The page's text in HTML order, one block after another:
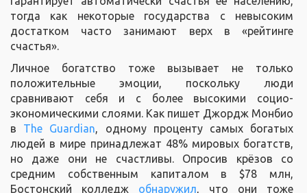
тогда как некоторые государства с невысоким
достатком часто занимают верх в «рейтинге
счастья».
Личное богатство тоже вызывает не только
положительные эмоции, поскольку люди
сравнивают себя и с более высокими социо-
экономическими слоями. Как пишет Джордж Монбио
в The Guardian , одному проценту самых богатых
людей в мире принадлежат 48% мировых богатств,
но даже они не счастливы. Опросив крёзов со
средним собственным капиталом в $78 млн,
Бостонский колледж обнаружил , что они тоже